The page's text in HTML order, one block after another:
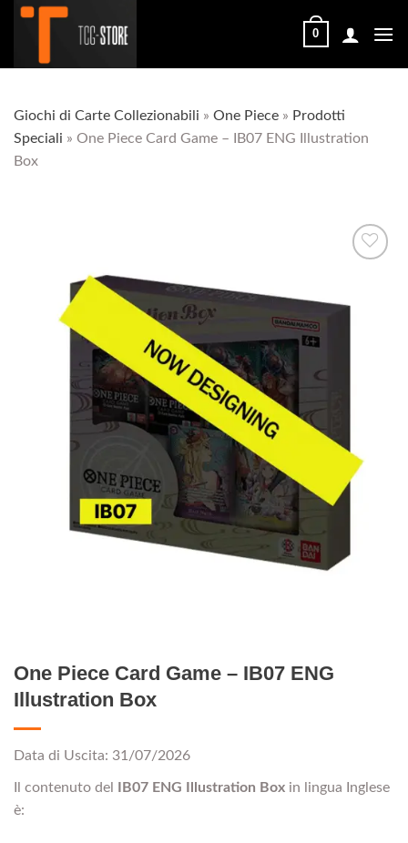
Salta
0
Giochi di Carte Collezionabili » One Piece » Prodotti
Speciali » One Piece Card Game – IB07 ENG Illustration
Box
One Piece Card Game – IB07 ENG
Illustration Box
Data di Uscita: 31/07/2026
Il contenuto del IB07 ENG Illustration Box in lingua Inglese
è: